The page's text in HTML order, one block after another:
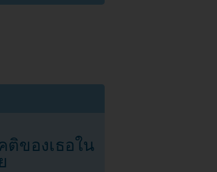
ติของเธอใน